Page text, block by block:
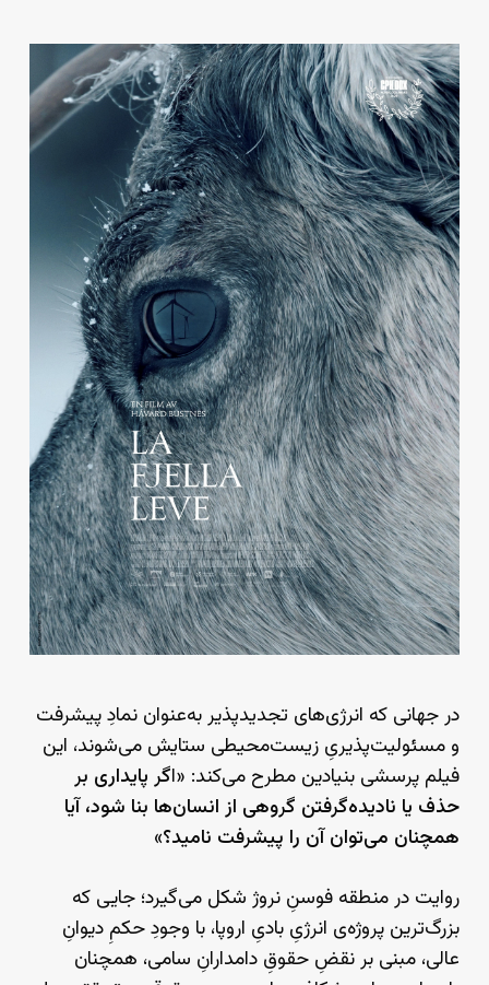
در جهانی که انرژی‌های تجدیدپذیر به‌عنوان نمادِ پیشرفت
و مسئولیت‌پذیریِ زیست‌محیطی ستایش می‌شوند، این
فیلم پرسشی بنیادین مطرح می‌کند: «اگر پایداری بر
حذف یا نادیده‌گرفتن گروهی از انسان‌ها بنا شود، آیا
همچنان می‌توان آن را پیشرفت نامید؟»
روایت در منطقه فوسنِ نروژ شکل می‌گیرد؛ جایی که
بزرگ‌ترین پروژه‌ی انرژیِ بادیِ اروپا، با وجودِ حکمِ دیوانِ
عالی، مبنی بر نقضِ حقوقِ دامدارانِ سامی، همچنان